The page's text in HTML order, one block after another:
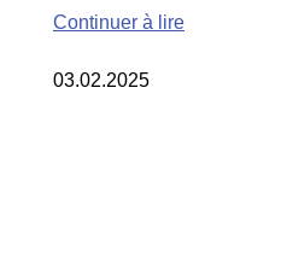
Continuer à lire
03.02.2025